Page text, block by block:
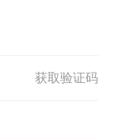
获取验证码